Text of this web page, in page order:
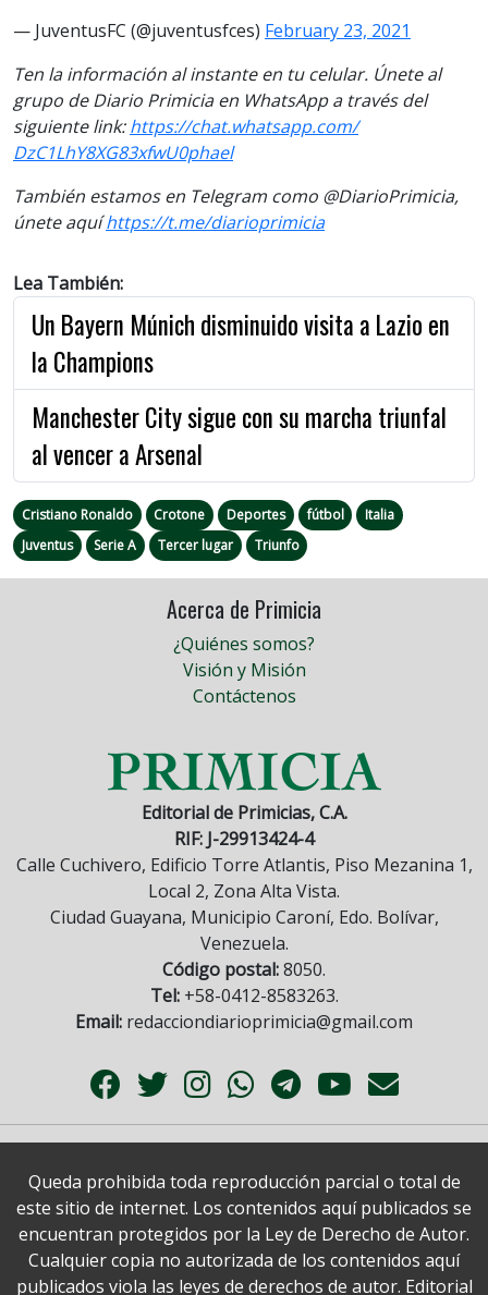
— JuventusFC (@juventusfces) February 23, 2021
Ten la información al instante en tu celular. Únete al
grupo de Diario Primicia en WhatsApp a través del
siguiente link:https://chat.whatsapp.com/
DzC1LhY8XG83xfwU0phael
También estamos en Telegram como @DiarioPrimicia,
únete aquíhttps://t.me/diarioprimicia
Lea También:
Un Bayern Múnich disminuido visita a Lazio en
la Champions
Manchester City sigue con su marcha triunfal
al vencer a Arsenal
Cristiano Ronaldo Crotone Deportes fútbol
Italia
Juventus
Serie A Tercer lugar Triunfo
Acerca de Primicia
¿Quiénes somos?
Visión y Misión
Contáctenos
Editorial de Primicias, C.A.
RIF: J-29913424-4
Calle Cuchivero, Edificio Torre Atlantis, Piso Mezanina 1,
Local 2, Zona Alta Vista.
Ciudad Guayana, Municipio Caroní, Edo. Bolívar,
Venezuela.
Código postal:8050.
Tel:+58-0412-8583263.
Email: redacciondiarioprimicia@gmail.com
Queda prohibida toda reproducción parcial o total de
este sitio de internet. Los contenidos aquí publicados se
encuentran protegidos por la Ley de Derecho de Autor.
Cualquier copia no autorizada de los contenidos aquí
publicados viola las leyes de derechos de autor. Editorial